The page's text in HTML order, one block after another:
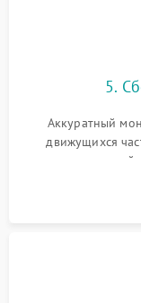
5.
Аккуратный
движущихся
декальцинации